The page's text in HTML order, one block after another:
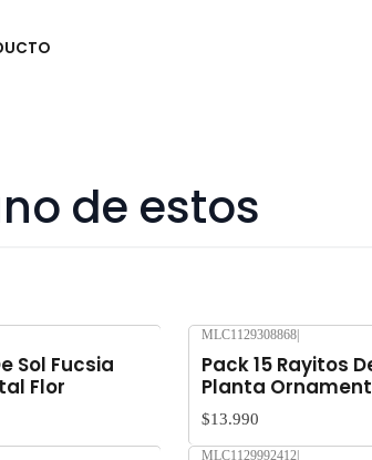
enviamos a regiones. Los árboles y plantas son
de estos
Sol Fucsia
Flor
MLC1129308868
Pack 15 Rayitos
Planta
$13.990
MLC1129992412